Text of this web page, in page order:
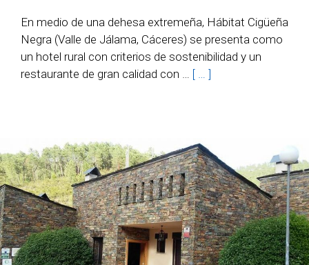
En medio de una dehesa extremeña, Hábitat Cigüeña
Negra (Valle de Jálama, Cáceres) se presenta como
un hotel rural con criterios de sostenibilidad y un
restaurante de gran calidad con … [ … ]